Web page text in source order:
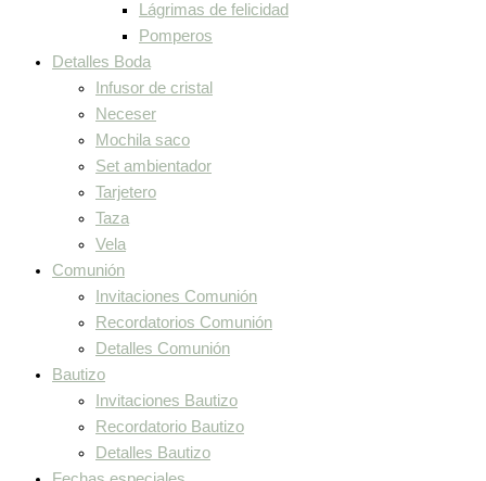
Lágrimas de felicidad
Pomperos
Detalles Boda
Infusor de cristal
Neceser
Mochila saco
Set ambientador
Tarjetero
Taza
Vela
Comunión
Invitaciones Comunión
Recordatorios Comunión
Detalles Comunión
Bautizo
Invitaciones Bautizo
Recordatorio Bautizo
Detalles Bautizo